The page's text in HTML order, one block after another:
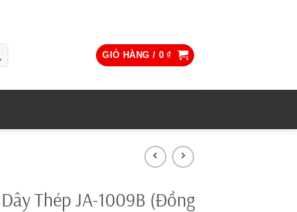
GIỎ HÀNG / 0₫
Thép JA-1009B (Đồng